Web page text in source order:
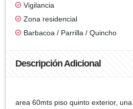
Vigilancia
Zona residencial
Barbacoa / Parrilla / Quincho
Descripción Adicional
area 60mts piso quinto exterior,